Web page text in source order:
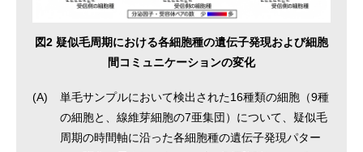
図2 疑似毛周期における各細胞種の遺伝子発現および細胞
間コミュニケーションの変化
(A)
単毛サンプルにおいて検出された16種類の細胞（9種
の細胞と、線維芽細胞の7亜集団）について、疑似毛
周期の時間軸に沿った各細胞種の遺伝子発現パター